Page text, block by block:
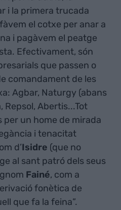
i la primera trucada
el cotxe per anar a
i pagàvem el peatge
Efectivament, són
que passen o
comandament de les
Agbar, Naturgy (abans
Repsol, Abertis...Tot
per un home de mirada
i tenacitat
d’Isidre (que no
al sant patró dels seus
Fainé, com a
fonètica de
que fa la feina”.